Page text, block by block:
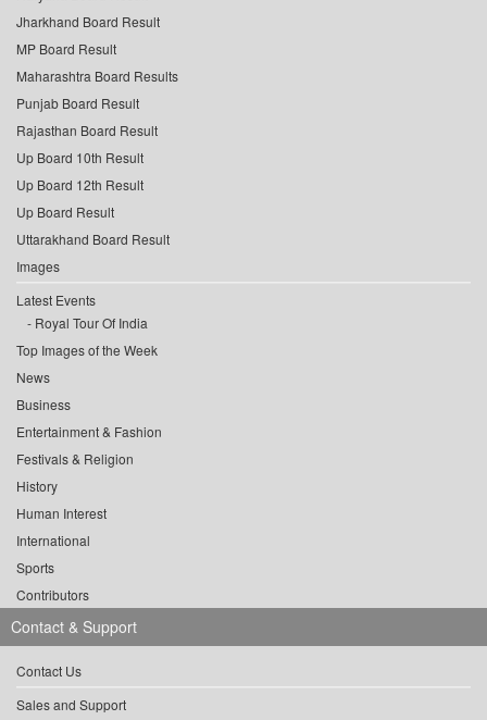
Jharkhand Board Result
MP Board Result
Maharashtra Board Results
Punjab Board Result
Rajasthan Board Result
Up Board 10th Result
Up Board 12th Result
Up Board Result
Uttarakhand Board Result
Images
Latest Events
Royal Tour Of India
Top Images of the Week
News
Business
Entertainment & Fashion
Festivals & Religion
History
Human Interest
International
Sports
Contributors
Contact & Support
Contact Us
Sales and Support